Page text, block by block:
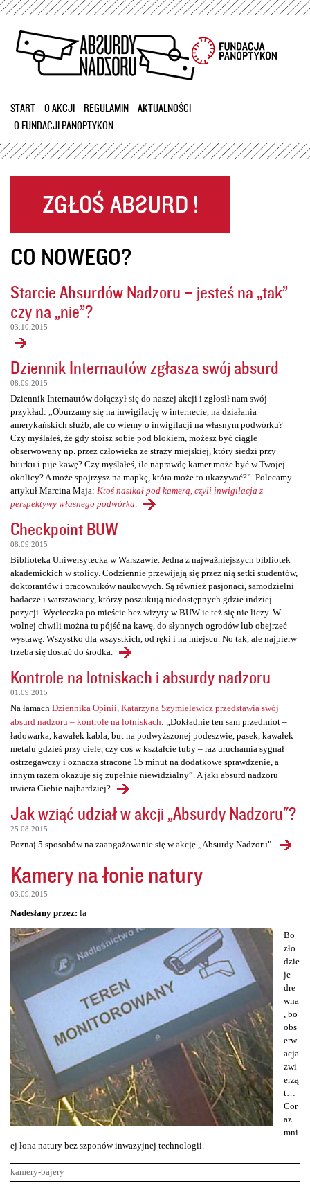
Przejdź
treści
START O AKCJI REGULAMIN
AKTUALNOŚCI
O FUNDACJI PANOPTYKON
CO NOWEGO?
Starcie Absurdów Nadzoru – jesteś na „tak”
czy na „nie”?
03.10.2015
Dziennik Internautów zgłasza swój absurd
08.09.2015
Dziennik Internautów dołączył się do naszej akcji i zgłosił nam swój
przykład: „Oburzamy się na inwigilację w internecie, na działania
amerykańskich służb, ale co wiemy o inwigilacji na własnym podwórku?
Czy myślałeś, że gdy stoisz sobie pod blokiem, możesz być ciągle
obserwowany np. przez człowieka ze straży miejskiej, który siedzi przy
biurku i pije kawę? Czy myślałeś, ile naprawdę kamer może być w Twojej
okolicy? A może spojrzysz na mapkę, która może to ukazywać?”. Polecamy
artykuł Marcina Maja: Ktoś nasikał pod kamerą, czyli inwigilacja z
perspektywy własnego podwórka
Checkpoint BUW
08.09.2015
Biblioteka Uniwersytecka w Warszawie. Jedna z najważniejszych bibliotek
akademickich w stolicy. Codziennie przewijają się przez nią setki studentów,
doktorantów i pracowników naukowych. Są również pasjonaci, samodzielni
badacze i warszawiacy, którzy poszukują niedostępnych gdzie indziej
pozycji. Wycieczka po mieście bez wizyty w BUW-ie też się nie liczy. W
wolnej chwili można tu pójść na kawę, do słynnych ogrodów lub obejrzeć
wystawę. Wszystko dla wszystkich, od ręki i na miejscu. No tak, ale najpierw
trzeba się dostać do środka.
Kontrole na lotniskach i absurdy nadzoru
01.09.2015
Na łamach Dziennika Opinii, Katarzyna Szymielewicz przedstawia swój
absurd nadzoru – kontrole na lotniskach: „Dokładnie ten sam przedmiot –
ładowarka, kawałek kabla, but na podwyższonej podeszwie, pasek, kawałek
metalu gdzieś przy ciele, czy coś w kształcie tuby – raz uruchamia sygnał
ostrzegawczy i oznacza stracone 15 minut na dodatkowe sprawdzenie, a
innym razem okazuje się zupełnie niewidzialny”. A jaki absurd nadzoru
uwiera Ciebie najbardziej?
Jak wziąć udział w akcji „Absurdy Nadzoru"?
25.08.2015
Poznaj 5 sposobów na zaangażowanie się w akcję „Absurdy Nadzoru".
Kamery na łonie natury
03.09.2015
Nadesłany przez: la
Bo
zło
dzie
je
dre
wna
, bo
obs
erw
acja
zwi
erzą
t…
Cor
az
mni
ej łona natury bez szponów inwazyjnej technologii.
kamery-bajery